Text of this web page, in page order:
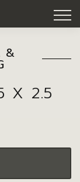
&
X 2.5